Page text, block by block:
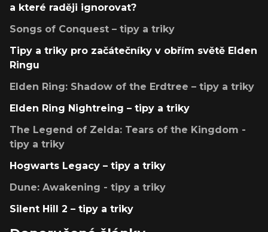
a které raději ignorovat?
Songs of Conquest – tipy a triky
Tipy a triky pro začátečníky v obřím světě Elden
Ringu
Elden Ring: Shadow of the Erdtree – tipy a triky
Elden Ring Nightreing – tipy a triky
The Legend of Zelda: Tears of the Kingdom -
tipy a triky
Hogwarts Legacy – tipy a triky
Dune: Awakening - tipy a triky
Silent Hill 2 – tipy a triky